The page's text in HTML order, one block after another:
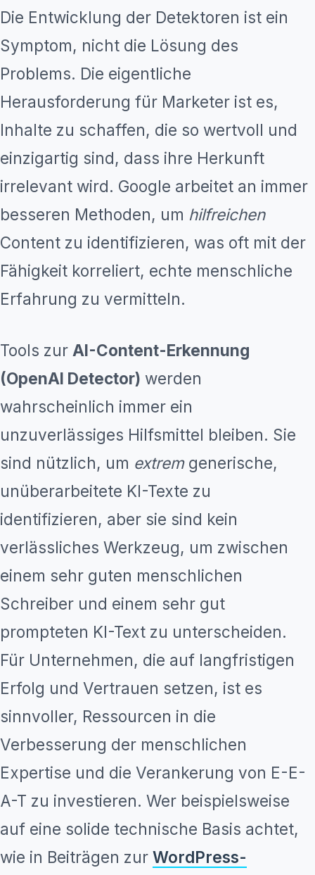
Die Entwicklung der Detektoren ist ein
Symptom, nicht die Lösung des
Problems. Die eigentliche
Herausforderung für Marketer ist es,
Inhalte zu schaffen, die so wertvoll und
einzigartig sind, dass ihre Herkunft
irrelevant wird. Google arbeitet an immer
besseren Methoden, um hilfreichen
Content zu identifizieren, was oft mit der
Fähigkeit korreliert, echte menschliche
Erfahrung zu vermitteln.
Tools zur AI-Content-Erkennung
(OpenAI Detector) werden
wahrscheinlich immer ein
unzuverlässiges Hilfsmittel bleiben. Sie
sind nützlich, um extremgenerische,
unüberarbeitete KI-Texte zu
identifizieren, aber sie sind kein
verlässliches Werkzeug, um zwischen
einem sehr guten menschlichen
Schreiber und einem sehr gut
prompteten KI-Text zu unterscheiden.
Für Unternehmen, die auf langfristigen
Erfolg und Vertrauen setzen, ist es
sinnvoller, Ressourcen in die
Verbesserung der menschlichen
Expertise und die Verankerung von E-E-
A-T zu investieren. Wer beispielsweise
auf eine solide technische Basis achtet,
wie in Beiträgen zur WordPress-